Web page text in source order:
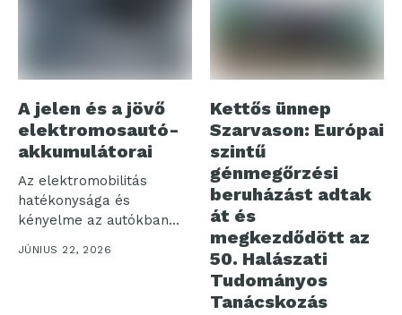
A jelen és a jövő
elektromosautó-
akkumulátorai
Az elektromobilitás
hatékonysága és
kényelme az autókban
használt
akkumulátorcsomagokon
JÚNIUS 22, 2026
Kettős ünnep
Szarvason: Európai
szintű
génmegőrzési
beruházást adtak
át és
megkezdődött az
50. Halászati
Tudományos
Tanácskozás